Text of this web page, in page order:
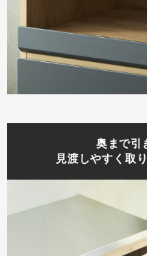
奥まで引
見渡しやすく取